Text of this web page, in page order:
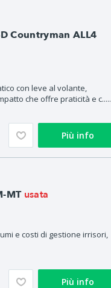
Countryman ALL4
con leve al volante,
che offre praticità e c.....
Più info
MT usata
e costi di gestione irrisori,
Più info